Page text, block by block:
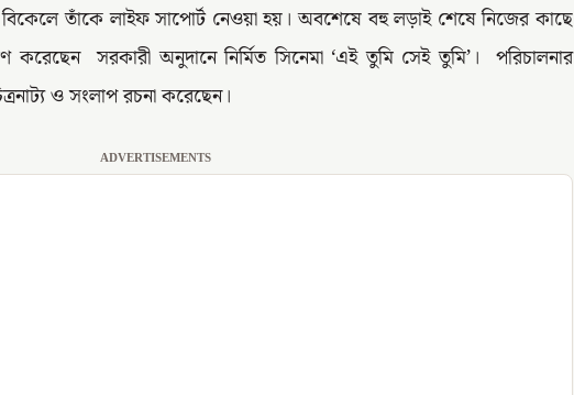
তাঁকে লাইফ সাপোর্ট নেওয়া হয়। অবশেষে বহু লড়াই শেষে নিজের কাছে
করেছেন সরকারী অনুদানে নির্মিত সিনেমা ‘এই তুমি সেই তুমি’। পরিচালনার
ও সংলাপ রচনা করেছেন।
ADVERTISEMENTS